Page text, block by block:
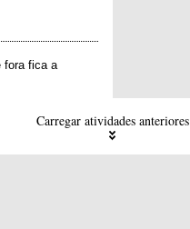
fora fica a
Carregar atividades anteriores